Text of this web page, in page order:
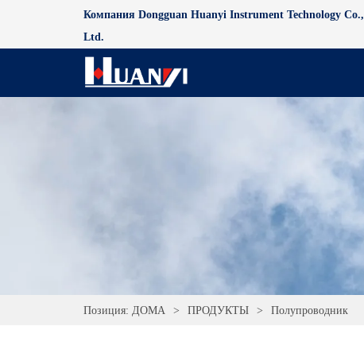
Компания Dongguan Huanyi Instrument Technology Co.,
Ltd.
Позиция: ДОМА > ПРОДУКТЫ > Полупроводник